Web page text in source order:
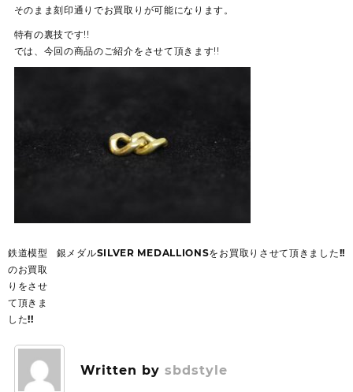
そのまま刻印通りでお買取りが可能になります。
特有の裏技です!!
では、今回の商品のご紹介をさせて頂きます!!
投
稿
ナ
ビ
ゲ
シ
鉄道模型
のお買取
りをさせ
て頂きま
した!!
銀メダルSILVER MEDALLIONSをお買取りさせて頂きました!!
Written by sbdstyle